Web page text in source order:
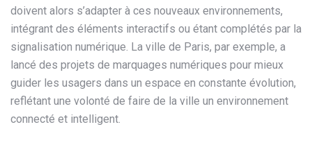
doivent alors s’adapter à ces nouveaux environnements,
intégrant des éléments interactifs ou étant complétés par la
signalisation numérique. La ville de Paris, par exemple, a
lancé des projets de marquages numériques pour mieux
guider les usagers dans un espace en constante évolution,
reflétant une volonté de faire de la ville un environnement
connecté et intelligent.